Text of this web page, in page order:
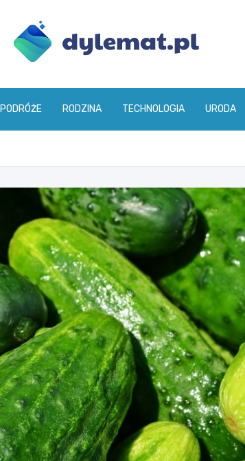
dylemat.pl
PODRÓŻE RODZINA TECHNOLOGIA URODA